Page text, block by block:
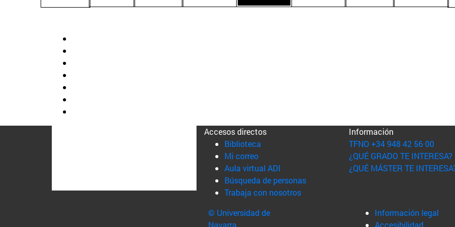
Accesos directos
Biblioteca (abre en nueva ventana)
Mi correo(abre en nueva ventana)
Aula virtual ADI (abre en nueva ventana)
Búsqueda de personas(abre en nueva ventana)
Trabaja con nosotros(abre en nueva ventana)
Información
TFNO +34 948 42 56 00
¿QUÉ GRADO TE INTERESA?
¿QUÉ MÁSTER TE
© Universidad de
Navarra
Información legal
Accesibilidad